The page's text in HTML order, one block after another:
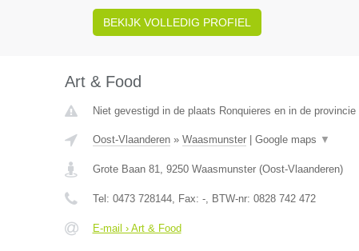
BEKIJK VOLLEDIG PROFIEL
Art & Food
Niet gevestigd in de plaats Ronquieres en in de provincie
Oost-Vlaanderen» Waasmunster| Google maps ▼
Grote Baan 81, 9250 Waasmunster(Oost-Vlaanderen)
Tel: 0473 728144, Fax: -, BTW-nr: 0828 742 472
E-mail › Art & Food